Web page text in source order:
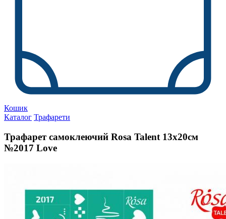
Кошик
Каталог Трафарети
Трафарет самоклеючий Rosa Talent 13х20см
№2017 Love